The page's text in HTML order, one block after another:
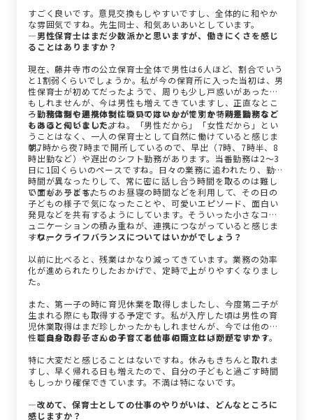
すごく良いです。意見交換もしやすいですし、全体的に和やか
な雰囲気ですね。先生同士、和気あいあいとしています。
―男性保育士はまだ少数派かと思いますが、働きにくさを感じ
ることはありますか？
現在、藤井寺市の公立保育士全体で男性は6人ほど、割合でいう
と1割弱くらいでしょうか。私が今の保育所に入った当初は、男
性保育士が初めてだったようで、周りも少し戸惑いがあったか
もしれませんが、今は男性も増えてきていますし、正直なとこ
ろ、私自身も周りの女性職員の方々も、性別を特別意識するこ
とはほとんどないですね。「男性だから」「女性だから」とい
うことはなく、一人の保育士として自然に働けていると感じま
す。
―勤務体制や連携体制についてはいかがですか？時差勤務など
もあると伺いました。
朝7時から夜7時まで開所しているので、早出（7時、7時半、8
時出勤など）や遅出のシフト勤務があります。当番勤務は2～3
日に1回くらいのペースですね。日々の業務に追われたり、勤務
時間が異なったりして、常に密に話し合う時間を取るのは難し
い面もあります。
ですが、子どもたちのお昼寝の時間などを利用して、その日の
子どもの様子で気になったことや、可愛いエピソード、面白い
発見などを共有するようにしています。そういった小さなコミ
ュニケーションの積み重ねが、連携につながっていると感じま
すね。
―ワークライフバランスについてはいかがでしょう？
以前に比べると、残業はかなり減ってきています。業務の効率
化が進められたりしたおかげで、定時で上がりやすくなりまし
た。
また、第一子の時に育児休業を取得しましたし、今度第二子が
生まれる際にも取得する予定です。私が入庁した頃は男性の育
児休業取得はまだ珍しかったかもしれませんが、今では他の男
性職員も取得していますし、事前に相談すれば問題ないです。
―ご自身のお子さんの子育てと仕事の両立はいかがですか？
特に大変だと感じることはないですね。休みもきちんと取れま
すし、早く帰れる日も増えたので、自分の子どもと過ごす時間
もしっかり確保できています。不満は特にないです。
―改めて、保育士としての仕事のやりがいは、どんなところに
感じますか？